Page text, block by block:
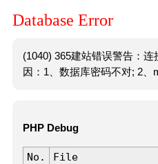
Database Error
(1040) 365建站错误警告：
因：1、数据库密码不对; 2、
PHP Debug
No. File